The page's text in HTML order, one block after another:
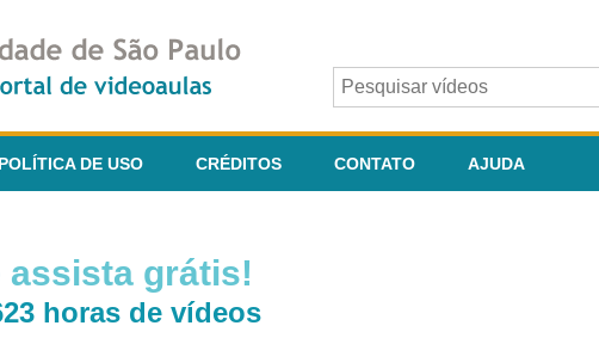
POLÍTICA DE USO CRÉDITOS CONTATO AJUDA
assista grátis!
horas de vídeos